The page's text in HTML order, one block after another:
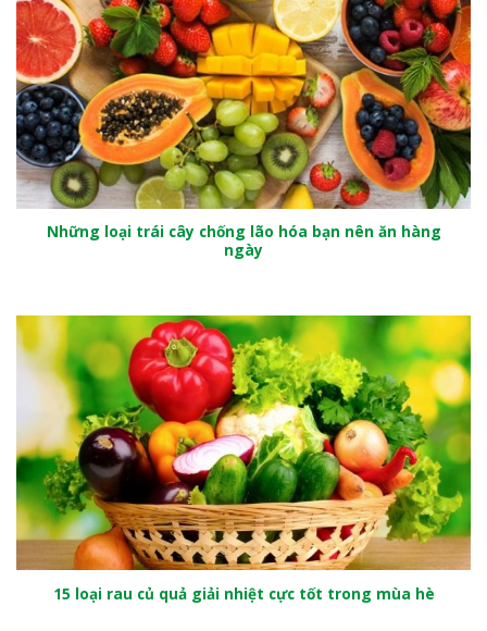
Những loại trái cây chống lão hóa bạn nên ăn hàng
ngày
15 loại rau củ quả giải nhiệt cực tốt trong mùa hè